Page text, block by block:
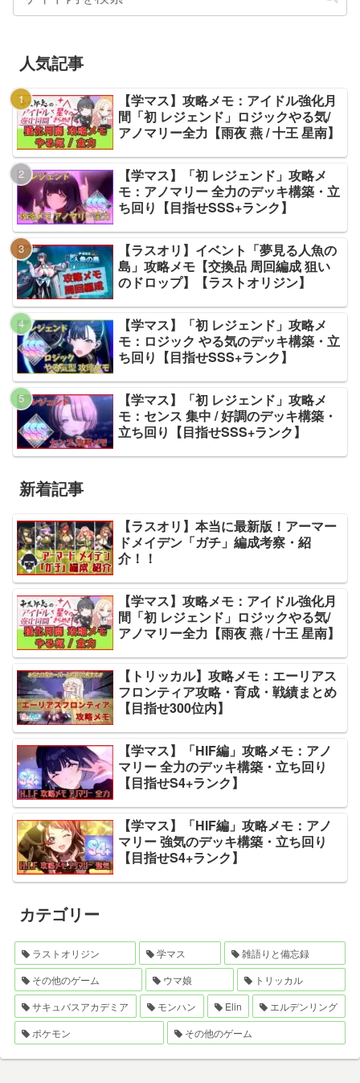
人気記事
【学マス】攻略メモ：アイドル強化月
間「初 レジェンド」ロジックやる気/
アノマリー全力【雨夜 燕 / 十王 星南】
【学マス】「初 レジェンド」攻略メ
モ：アノマリー 全力のデッキ構築・立
ち回り【目指せSSS+ランク】
【ラスオリ】イベント「夢見る人魚の
島」攻略メモ【交換品 周回編成 狙い
のドロップ】【ラストオリジン】
【学マス】「初 レジェンド」攻略メ
モ：ロジック やる気のデッキ構築・立
ち回り【目指せSSS+ランク】
【学マス】「初 レジェンド」攻略メ
モ：センス 集中 / 好調のデッキ構築・
立ち回り【目指せSSS+ランク】
新着記事
【ラスオリ】本当に最新版！アーマー
ドメイデン「ガチ」編成考察・紹
介！！
【学マス】攻略メモ：アイドル強化月
間「初 レジェンド」ロジックやる気/
アノマリー全力【雨夜 燕 / 十王 星南】
【トリッカル】攻略メモ：エーリアス
フロンティア攻略・育成・戦績まとめ
【目指せ300位内】
【学マス】「HIF編」攻略メモ：アノ
マリー 全力のデッキ構築・立ち回り
【目指せS4+ランク】
【学マス】「HIF編」攻略メモ：アノ
マリー 強気のデッキ構築・立ち回り
【目指せS4+ランク】
カテゴリー
ラストオリジン 学マス
雑語りと備忘録
その他のゲーム
ウマ娘
トリッカル
サキュバスアカデミア
モンハン Elin
エルデンリング
ポケモン
その他のゲーム